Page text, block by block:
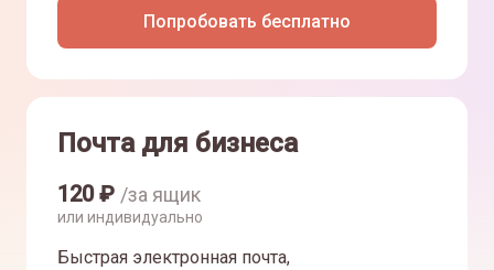
Попробовать бесплатно
Почта для бизнеса
120₽ /за ящик
или индивидуально
Быстрая электронная почта,